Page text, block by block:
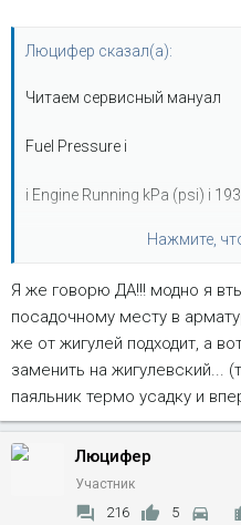
Люцифер сказал(а):
Читаем сервисный мануал
Fuel Pressure і
і Engine Running kPa (psi) і
і Key On Engine Off Kpa (psi)
т.е. вилка давлений от 1,9 до
а у ТАЗов то же самое?
и как на счет крепежа и
десяточный насос воткнуть
переделок?
Нажмите,
Я же говорю ДА!!! модно я
посадочному месту в
же от жигулей подходит, а
заменить на жигулевский...
паяльник термо усадку и
Люцифер
Участник
216 5